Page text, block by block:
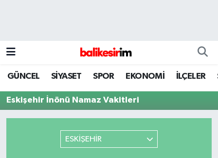
GÜNCEL SİYASET SPOR EKONOMİ İLÇELER
Eskişehir İnönü Namaz Vakitleri
ESKİŞEHİR